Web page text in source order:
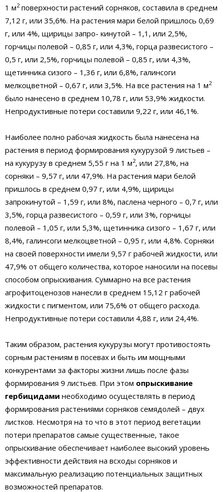
1 м2поверхности растений сорняков, составила в среднем
7,12 г, или 35,6%. На растения мари белой пришлось 0,69
г, или 4%, щирицы запро- кинутой – 1,1, или 2,5%,
горчицы полевой – 0,85 г, или 4,3%, горца развесистого –
0,5 г, или 2,5%, горчицы полевой – 0,85 г, или 4,3%,
щетинника сизого – 1,36 г, или 6,8%, галинсоги
мелкоцветной – 0,67 г, или 3,5%. На все растения на 1 м2
было нанесено в среднем 10,78 г, или 53,9% жидкости.
Непродуктивные потери составили 9,22 г, или 46,1%.
Наиболее полно рабочая жидкость была нанесена на
растения в период формирования кукурузой 9 листьев –
на кукурузу в среднем 5,55 г на 1 м2, или 27,8%, на
сорняки – 9,57 г, или 47,9%. На растения мари белой
пришлось в среднем 0,97 г, или 4,9%, щирицы
запрокинутой – 1,59 г, или 8%, паслена черного – 0,7 г, или
3,5%, горца развесистого – 0,59 г, или 3%, горчицы
полевой – 1,05 г, или 5,3%, щетинника сизого – 1,67 г, или
8,4%, галинсоги мелкоцветной – 0,95 г, или 4,8%. Сорняки
на своей поверхности имели 9,57 г рабочей жидкости, или
47,9% от общего количества, которое наносили на посевы
способом опрыскивания. Суммарно на все растения
агрофитоценозов нанесли в среднем 15,12 г рабочей
жидкости с пигментом, или 75,6% от общего расхода.
Непродуктивные потери составили 4,88 г, или 24,4%.
Таким образом, растения кукурузы могут противостоять
сорным растениям в посевах и быть им мощными
конкурентами за факторы жизни лишь после фазы
формирования 9 листьев. При этом опрыскивание
гербицидами необходимо осуществлять в период
формирования растениями сорняков семядолей – двух
листков. Несмотря на то что в этот период вегетации
потери препаратов самые существенные, такое
опрыскивание обеспечивает наиболее высокий уровень
эффективности действия на всходы сорняков и
максимальную реализацию потенциальных защитных
возможностей препаратов.